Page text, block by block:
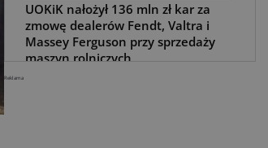
UOKiK nałożył 136 mln zł kar za
zmowę dealerów Fendt, Valtra i
Massey Ferguson przy sprzedaży
maszyn rolniczych
Reklama